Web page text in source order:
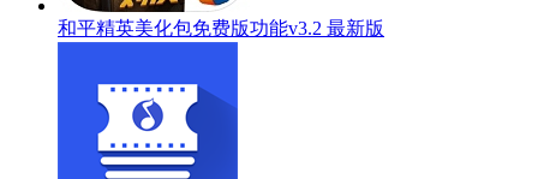
和平精英美化包免费版功能v3.2 最新版